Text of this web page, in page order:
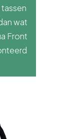
wat
Front